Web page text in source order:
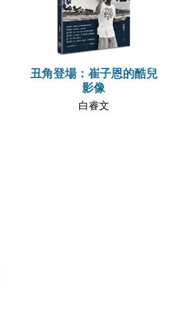
丑角登場：崔子恩的酷兒
影像
白睿文